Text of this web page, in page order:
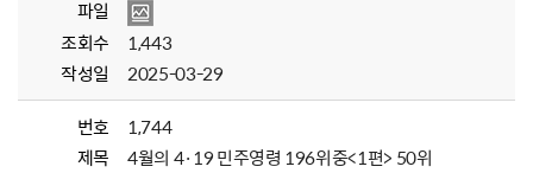
파일
조회수
1,443
작성일
2025-03-29
번호
1,744
제목
4월의 4·19 민주영령 196위중<1편> 50위